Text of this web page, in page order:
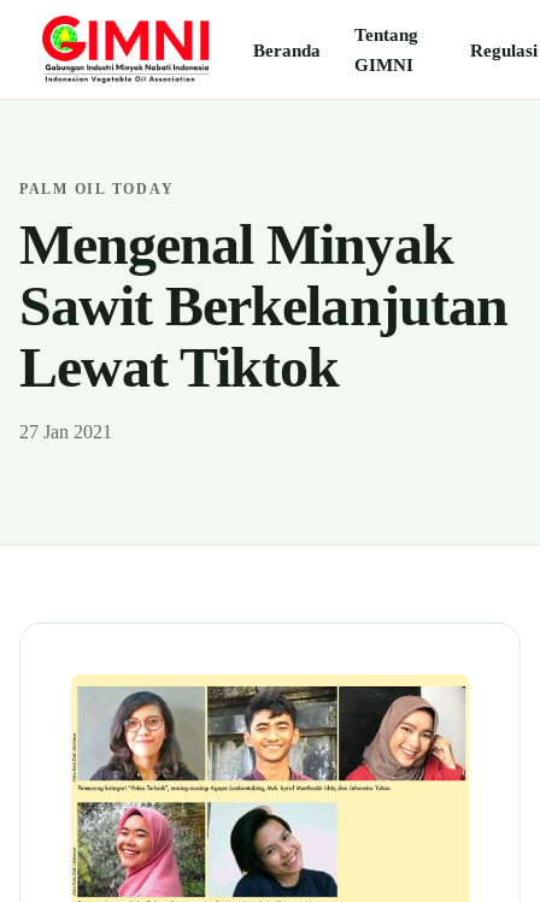
Beranda
Tentang
GIMNI
Regulasi
PALM OIL TODAY
Mengenal Minyak
Sawit Berkelanjutan
Lewat Tiktok
27 Jan 2021